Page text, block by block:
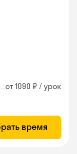
от 1090 ₽ / урок
время